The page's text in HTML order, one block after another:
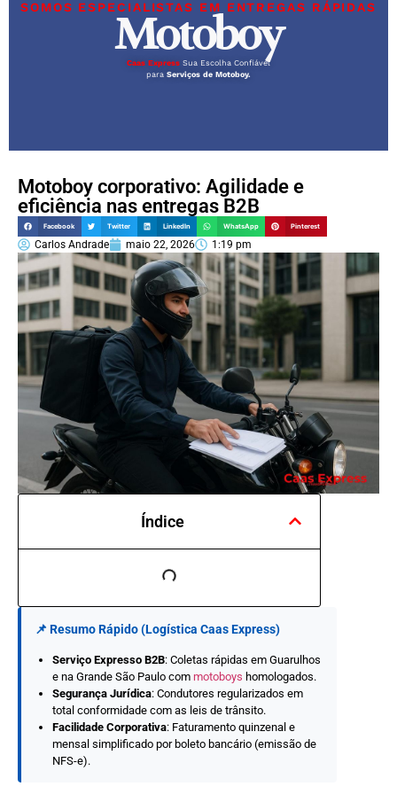
SOMOS ESPECIALISTAS EM ENTREGAS RÁPIDAS
Motoboy
Caas Express Sua Escolha Confiável
para Serviços de Motoboy.
Motoboy corporativo: Agilidade e
eficiência nas entregas B2B
Facebook Twitter LinkedIn WhatsApp Pinterest
Carlos Andrade maio 22, 2026 1:19 pm
Índice
📌 Resumo Rápido (Logística Caas Express)
Serviço Expresso B2B: Coletas rápidas em Guarulhos
e na Grande São Paulo com motoboys homologados.
Segurança Jurídica: Condutores regularizados em
total conformidade com as leis de trânsito.
Facilidade Corporativa: Faturamento quinzenal e
mensal simplificado por boleto bancário (emissão de
NFS-e).